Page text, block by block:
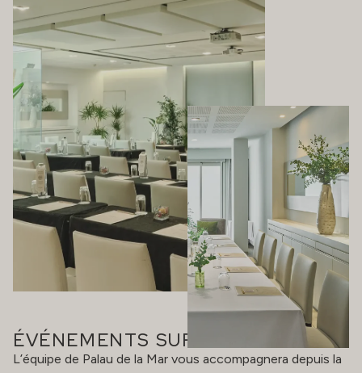
ÉVÉNEMENTS SUR MESURE
L’équipe de Palau de la Mar vous accompagnera depuis la